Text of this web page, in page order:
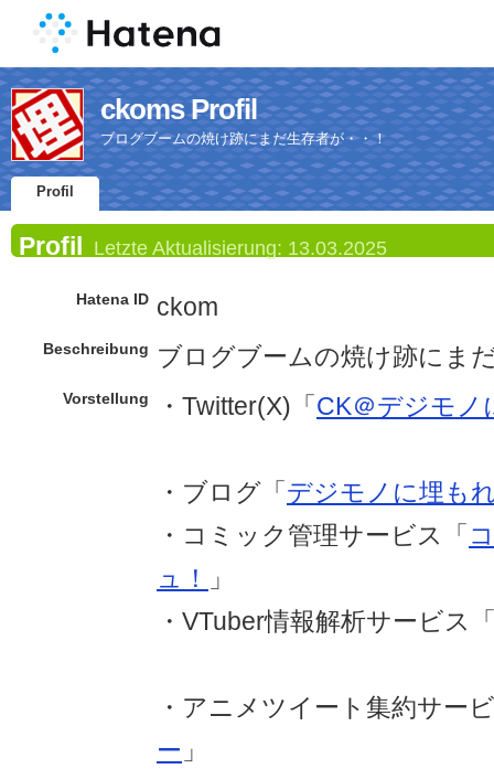
ckoms Profil
ブログブームの焼け跡にまだ生存者が・・！
Profil
Profil Letzte Aktualisierung: 13.03.2025
Hatena ID ckom
Beschreibung ブログブームの焼け跡にま
Vorstellung ・Twitter(X)「 CK＠デジモノ
・ブログ「 デジモノに埋も
・コミック管理サービス「
ュ！
」
・VTuber情報解析サービス
・アニメツイート集約サー
ー 」